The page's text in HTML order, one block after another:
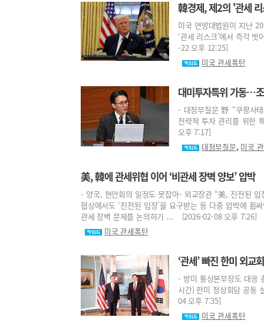
韓경제, 제2의 '관세
미국 연방대법원이 지난
‘관세 리스크’에서 즉각
-22 오후 12:25]
미국 관세폭탄
대미투자특위 가동…
- 대정부질문 野 “쿠팡사
전략적 투자 관리를 위한
오후 7:17]
대정부질문, 미국
美, 韓에 관세위협 이어 ‘비관세 장벽 양보’ 압박
- 양국, 현안회의 일정도 못잡아- 외교장관 “美, 진전된
협상에서도 ‘진전된 입장’을 요구받는 등 다중 압박에
관세 장벽 문제를 논의하기 ... [2026-02-08 오후 7:26]
미국 관세폭탄
‘관세’ 빠진 한미 외
- 방미 통상본부장도 대응
시간) 한미 정상회담 공동
04 오후 7:35]
미국 관세폭탄